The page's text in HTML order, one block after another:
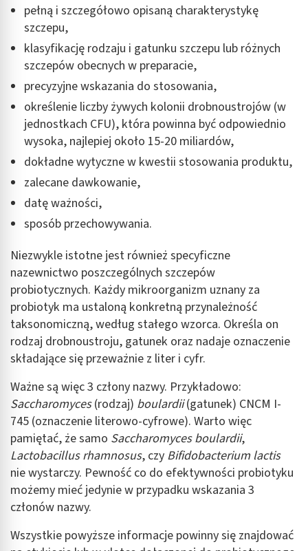
pełną i szczegółowo opisaną charakterystykę
szczepu,
klasyfikację rodzaju i gatunku szczepu lub różnych
szczepów obecnych w preparacie,
precyzyjne wskazania do stosowania,
określenie liczby żywych kolonii drobnoustrojów (w
jednostkach CFU), która powinna być odpowiednio
wysoka, najlepiej około 15-20 miliardów,
dokładne wytyczne w kwestii stosowania produktu,
zalecane dawkowanie,
datę ważności,
sposób przechowywania.
Niezwykle istotne jest również specyficzne
nazewnictwo poszczególnych szczepów
probiotycznych. Każdy mikroorganizm uznany za
probiotyk ma ustaloną konkretną przynależność
taksonomiczną, według stałego wzorca. Określa on
rodzaj drobnoustroju, gatunek oraz nadaje oznaczenie
składające się przeważnie z liter i cyfr.
Ważne są więc 3 człony nazwy. Przykładowo:
Saccharomyces(rodzaj) boulardii(gatunek) CNCM I-
745 (oznaczenie literowo-cyfrowe). Warto więc
pamiętać, że samo Saccharomyces boulardii,
Lactobacillus rhamnosus, czy Bifidobacterium lactis
nie wystarczy. Pewność co do efektywności probiotyku
możemy mieć jedynie w przypadku wskazania 3
członów nazwy.
Wszystkie powyższe informacje powinny się znajdować
wyboru reklam
Tworzenie profili w celu spersonalizowanych
reklam
Wykorzystanie profili do wyboru
spersonalizowanych reklam
Tworzenie profili w celu personalizacji treści
Wykorzystywanie profili w celu doboru
spersonalizowanych treści
Pomiar efektywności reklam
Pomiar efektywności treści
kombinacji danych z różnych źródeł
Rozwój i ulepszanie usług
Wykorzystywanie ograniczonych danych do
wyboru treści
Funkcje specjalne IAB:
Użycie dokładnych danych geolokalizacyjnych
Identyfikowanie urządzeń na podstawie
aktywnie żądanych informacji
Cele przetwarzania inne niż IAB:
Niezbędne
Wydajność (Performance)
Reklama / śledzenie